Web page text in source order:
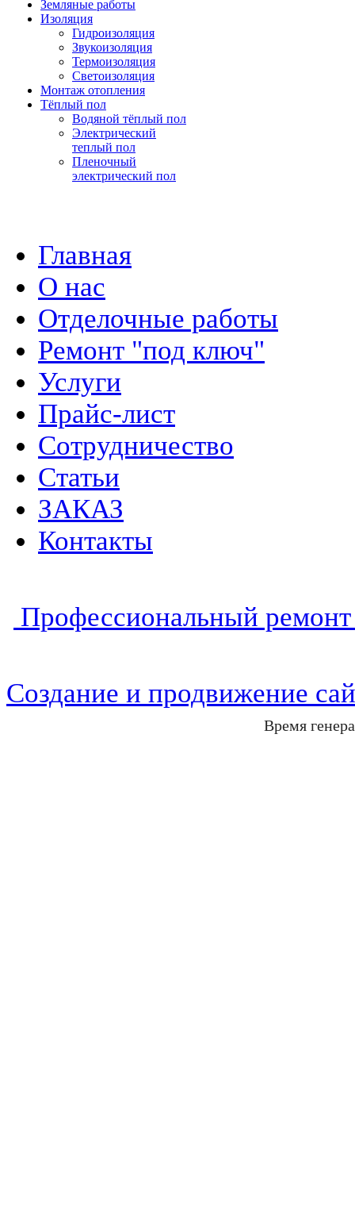
Земляные работы
Изоляция
Гидроизоляция
Звукоизоляция
Термоизоляция
Светоизоляция
Монтаж отопления
Тёплый пол
Водяной тёплый пол
Электрический
теплый пол
Пленочный
электрический пол
Главная
О нас
Отделочные работы
Ремонт "под ключ"
Услуги
Прайс-лист
Сотрудничество
Статьи
ЗАКАЗ
Контакты
Профессиональный ремонт
Создание и продвижение
Время